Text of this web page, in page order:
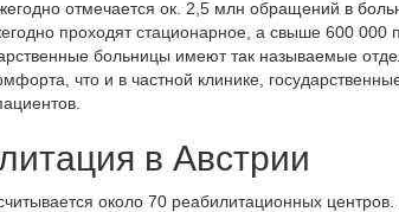
отмечается ок. 2,5 млн обращений в
проходят стационарное, а свыше 600
больницы имеют так называемые
что и в частной клинике,
в Австрии
около 70 реабилитационных